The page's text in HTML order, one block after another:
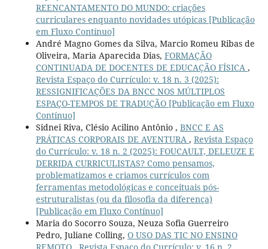
REENCANTAMENTO DO MUNDO: criações
curriculares enquanto novidades utópicas [Publicação
em Fluxo Contínuo]
André Magno Gomes da Silva, Marcio Romeu Ribas de
Oliveira, Maria Aparecida Dias, FORMAÇÃO
CONTINUADA DE DOCENTES DE EDUCAÇÃO FÍSICA ,
Revista Espaço do Currículo: v. 18 n. 3 (2025):
RESSIGNIFICAÇÕES DA BNCC NOS MÚLTIPLOS
ESPAÇO-TEMPOS DE TRADUÇÃO [Publicação em Fluxo
Contínuo]
Sidnei Riva, Clésio Acilino Antônio , BNCC E AS
PRÁTICAS CORPORAIS DE AVENTURA , Revista Espaço
do Currículo: v. 18 n. 2 (2025): FOUCAULT, DELEUZE E
DERRIDA CURRICULISTAS? Como pensamos,
problematizamos e criamos currículos com
ferramentas metodológicas e conceituais pós-
estruturalistas (ou da filosofia da diferença)
[Publicação em Fluxo Contínuo]
Maria do Socorro Souza, Neuza Sofia Guerreiro
Pedro, Juliane Colling, O USO DAS TIC NO ENSINO